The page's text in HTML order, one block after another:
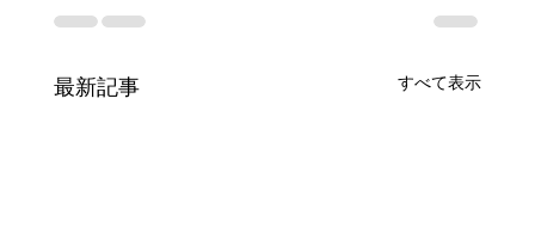
最新記事 すべて表示